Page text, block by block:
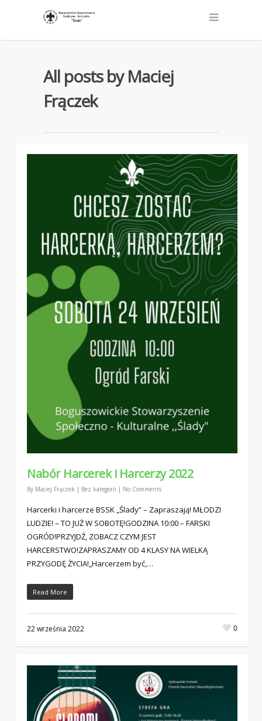
All posts by Maciej
Frączek
Nabór Harcerek i Harcerzy 2022
By Maciej Frączek | Bez kategorii | No Comments
Harcerki i harcerze BSSK „Ślady” – Zapraszają! MŁODZI
LUDZIE! – TO JUŻ W SOBOTĘ!GODZINA 10:00 – FARSKI
OGRÓD!PRZYJDŹ, ZOBACZ CZYM JEST
HARCERSTWO!ZAPRASZAMY OD 4 KLASY NA WIELKĄ
PRZYGODĘ ŻYCIA!„Harcerzem być,…
Read More
22 września 2022 0